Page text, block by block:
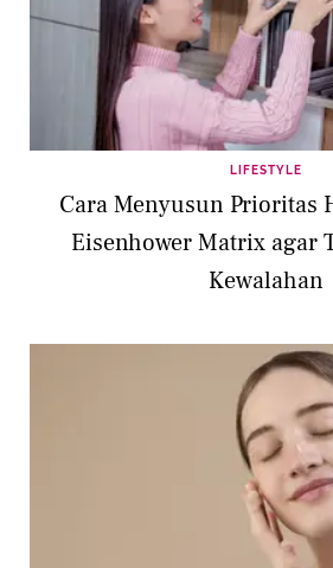
LIFESTYLE
Cara Menyusun Prioritas
Eisenhower Matrix agar
Kewalahan